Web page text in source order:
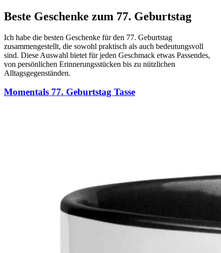
Beste Geschenke zum 77. Geburtstag
Ich habe die besten Geschenke für den 77. Geburtstag
zusammengestellt, die sowohl praktisch als auch bedeutungsvoll
sind. Diese Auswahl bietet für jeden Geschmack etwas Passendes,
von persönlichen Erinnerungsstücken bis zu nützlichen
Alltagsgegenständen.
Momentals 77. Geburtstag Tasse